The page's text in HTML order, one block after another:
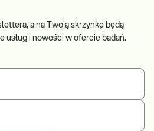
a na Twoją skrzynkę będą
usług i nowości w ofercie badań.